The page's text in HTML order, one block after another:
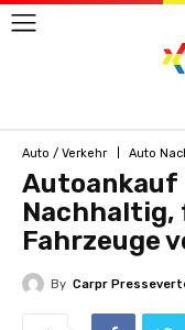
Auto / Verkehr Auto
Autoankauf
Nachhaltig,
Fahrzeuge
By Carpr